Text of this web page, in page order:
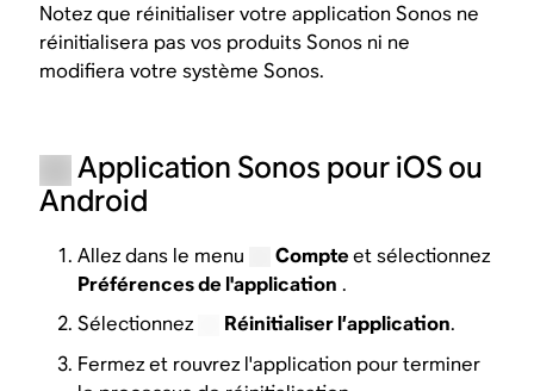
Notez que réinitialiser votre application Sonos ne
réinitialisera pas vos produits Sonos ni ne
modifiera votre système Sonos.
Application Sonos pour iOS ou
Android
Allez dans le menu Compteet sélectionnez
Préférences de l'application .
Sélectionnez
Réinitialiser l’application.
Fermez et rouvrez l'application pour terminer